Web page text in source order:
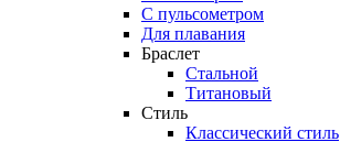
С пульсометром
Для плавания
Браслет
Стальной
Титановый
Стиль
Классический стиль